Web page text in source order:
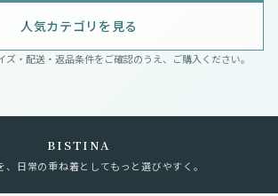
人気カテゴリを見る
ズ・配送・返品条件をご確認のうえ、ご購入ください。
BISTINA
、日常の重ね着としてもっと選びやすく。